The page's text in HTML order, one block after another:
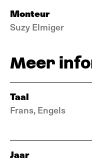
Monteur
Suzy Elmiger
Meer
Taal
Frans, Engels
Jaar